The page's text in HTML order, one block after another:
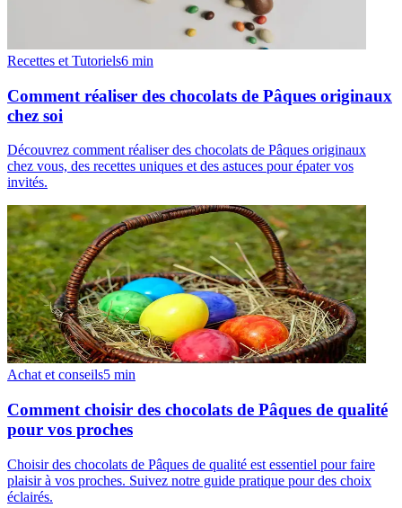
Recettes et Tutoriels6 min
Comment réaliser des chocolats de Pâques originaux
chez soi
Découvrez comment réaliser des chocolats de Pâques originaux
chez vous, des recettes uniques et des astuces pour épater vos
invités.
Achat et conseils5 min
Comment choisir des chocolats de Pâques de qualité
pour vos proches
Choisir des chocolats de Pâques de qualité est essentiel pour faire
plaisir à vos proches. Suivez notre guide pratique pour des choix
éclairés.